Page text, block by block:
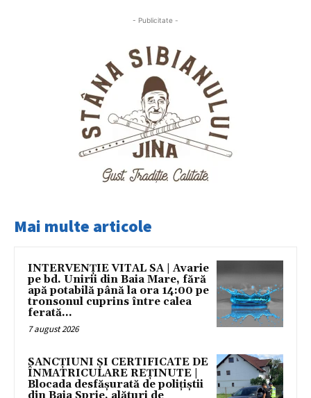
- Publicitate -
Mai multe articole
INTERVENȚIE VITAL SA | Avarie
pe bd. Unirii din Baia Mare, fără
apă potabilă până la ora 14:00 pe
tronsonul cuprins între calea
ferată...
7 august 2026
SANCȚIUNI ȘI CERTIFICATE DE
ÎNMATRICULARE REȚINUTE |
Blocada desfășurată de polițiștii